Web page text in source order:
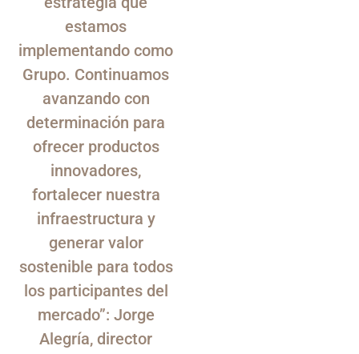
estamos
implementando como
Grupo. Continuamos
avanzando con
determinación para
ofrecer productos
innovadores,
fortalecer nuestra
infraestructura y
generar valor
sostenible para todos
los participantes del
mercado”: Jorge
Alegría, director